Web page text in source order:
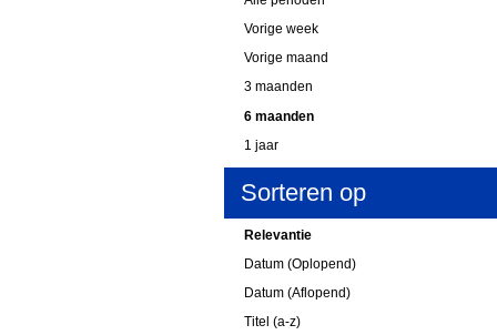
Vorige week
Vorige maand
3 maanden
6 maanden
1 jaar
Sorteren op
Relevantie
Datum (Oplopend)
Datum (Aflopend)
Titel (a-z)